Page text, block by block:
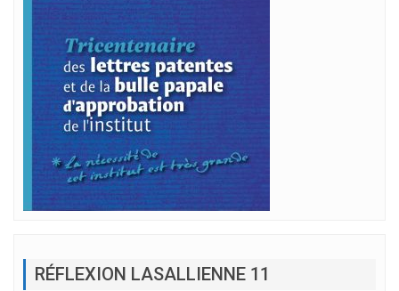
RÉFLEXION LASALLIENNE 11